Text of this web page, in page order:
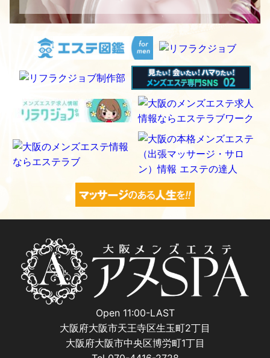
Open 11:00-LAST
大阪府大阪市天王寺区生玉町2丁目
大阪府大阪市中央区博労町1丁目